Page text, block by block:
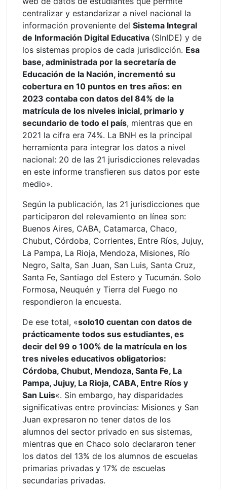
centralizar y estandarizar a nivel nacional la
información proveniente delSistema Integral
de Información Digital Educativa (SInIDE) y de
los sistemas propios de cada jurisdicción. Esa
base, administrada por la secretaría de
Educación de la Nación, incrementó su
cobertura en 10 puntos en tres años: en
2023 contaba con datos del 84% de la
matrícula de los niveles inicial, primario y
secundario de todo el país, mientras que en
2021 la cifra era 74%. La BNH es la principal
herramienta para integrar los datos a nivel
nacional: 20 de las 21 jurisdicciones relevadas
en este informe transfieren sus datos por este
medio».
Según la publicación, las 21 jurisdicciones que
participaron del relevamiento en línea son:
Buenos Aires, CABA, Catamarca, Chaco,
Chubut, Córdoba, Corrientes, Entre Ríos, Jujuy,
La Pampa, La Rioja, Mendoza, Misiones, Río
Negro, Salta, San Juan, San Luis, Santa Cruz,
Santa Fe, Santiago del Estero y Tucumán. Solo
Formosa, Neuquén y Tierra del Fuego no
respondieron la encuesta.
De ese total, «solo10 cuentan con datos de
prácticamente todos sus estudiantes, es
decir del 99 o 100% de la matrícula en los
tres niveles educativos obligatorios:
Córdoba, Chubut, Mendoza, Santa Fe, La
Pampa, Jujuy, La Rioja, CABA, Entre Ríos y
San Luis«. Sin embargo, hay disparidades
significativas entre provincias: Misiones y San
Juan expresaron no tener datos de los
alumnos del sector privado en sus sistemas,
mientras que en Chaco solo declararon tener
los datos del 13% de los alumnos de escuelas
primarias privadas y 17% de escuelas
secundarias privadas.